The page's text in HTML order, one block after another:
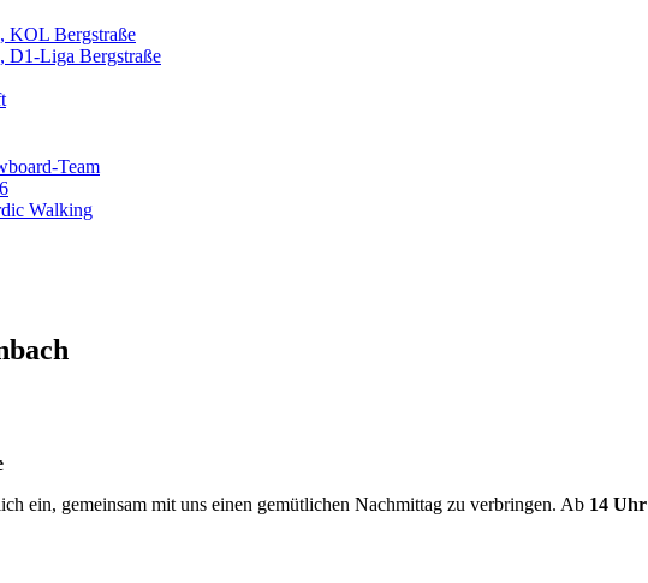
KOL Bergstraße
D1-Liga Bergstraße
Team
Walking
ein, gemeinsam mit uns einen gemütlichen Nachmittag zu verbringen. Ab 14 Uhr